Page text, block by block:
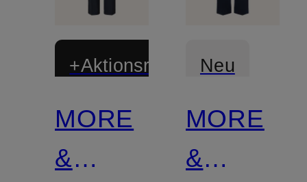
+Aktionsrabatt
MORE
&
Neu
MORE
&